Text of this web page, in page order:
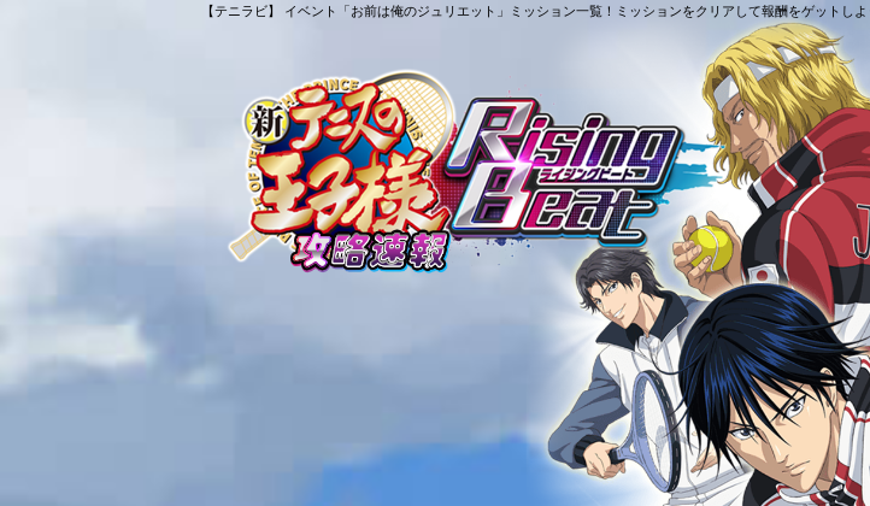
【テニラビ】 イベント「お前は俺のジュリエット」ミッション一覧！ミッションをクリアして報酬をゲットし